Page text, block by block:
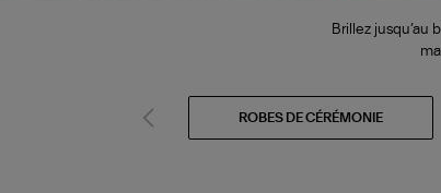
Brillez
ROBES DE CÉRÉMONIE